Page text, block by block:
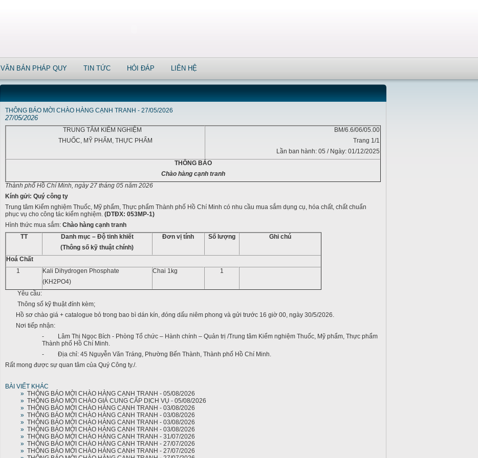
VĂN BẢN PHÁP QUY TIN TỨC HỎI ĐÁP LIÊN HỆ
THÔNG BÁO MỜI CHÀO HÀNG CẠNH TRANH - 27/05/2026
27/05/2026
TRUNG TÂM KIỂM NGHIỆM
THUỐC, MỸ PHẨM, THỰC PHẨM
BM/6.6/06/05.00
Trang 1/1
Lần ban hành: 05 / Ngày: 01/12/2025
THÔNG BÁO
Chào hàng cạnh tranh
Thành phố Hồ Chí Minh, ngày 27 tháng 05 năm 2026
Kính gửi: Quý công ty
Trung tâm Kiểm nghiệm Thuốc, Mỹ phẩm, Thực phẩm Thành phố Hồ Chí Minh có nhu cầu mua sắm dụng cụ, hóa chất, chất chuẩn
phục vụ cho công tác kiểm nghiệm. (DTĐX: 053MP-1)
Hình thức mua sắm: Chào hàng cạnh tranh
TT
Danh mục – Độ tinh khiết
(Thông số kỹ thuật chính)
Đơn vị tính Số lượng Ghi chú
Hoá Chất
1
Kali Dihydrogen Phosphate
(KH2PO4)
Chai 1kg 1
Yêu cầu:
Thông số kỹ thuật đính kèm;
Hồ sơ chào giá + catalogue bỏ trong bao bì dán kín, đóng dấu niêm phong và gửi trước 16 giờ 00, ngày 30/5/2026.
Nơi tiếp nhận:
- Lâm Thị Ngọc Bích - Phòng Tổ chức – Hành chính – Quản trị /Trung tâm Kiểm nghiệm Thuốc, Mỹ phẩm, Thực phẩm
Thành phố Hồ Chí Minh.
- Địa chỉ: 45 Nguyễn Văn Tráng, Phường Bến Thành, Thành phố Hồ Chí Minh.
Rất mong được sự quan tâm của Quý Công ty./.
BÀI VIẾT KHÁC
» THÔNG BÁO MỜI CHÀO HÀNG CẠNH TRANH - 05/08/2026
» THÔNG BÁO MỜI CHÀO GIÁ CUNG CẤP DỊCH VỤ - 05/08/2026
» THÔNG BÁO MỜI CHÀO HÀNG CẠNH TRANH - 03/08/2026
» THÔNG BÁO MỜI CHÀO HÀNG CẠNH TRANH - 03/08/2026
» THÔNG BÁO MỜI CHÀO HÀNG CẠNH TRANH - 03/08/2026
» THÔNG BÁO MỜI CHÀO HÀNG CẠNH TRANH - 03/08/2026
» THÔNG BÁO MỜI CHÀO HÀNG CẠNH TRANH - 31/07/2026
» THÔNG BÁO MỜI CHÀO HÀNG CẠNH TRANH - 27/07/2026
» THÔNG BÁO MỜI CHÀO HÀNG CẠNH TRANH - 27/07/2026